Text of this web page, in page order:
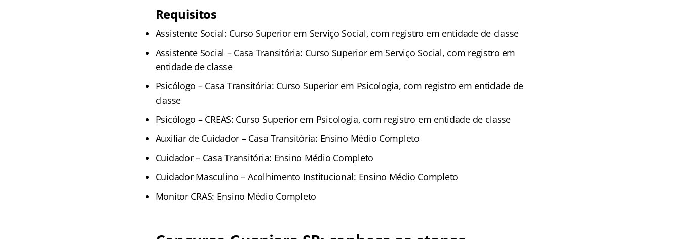
Requisitos
Assistente Social: Curso Superior em Serviço Social, com registro em entidade de classe
Assistente Social – Casa Transitória: Curso Superior em Serviço Social, com registro em
entidade de classe
Psicólogo – Casa Transitória: Curso Superior em Psicologia, com registro em entidade de
classe
Psicólogo – CREAS: Curso Superior em Psicologia, com registro em entidade de classe
Auxiliar de Cuidador – Casa Transitória: Ensino Médio Completo
Cuidador – Casa Transitória: Ensino Médio Completo
Cuidador Masculino – Acolhimento Institucional: Ensino Médio Completo
Monitor CRAS: Ensino Médio Completo